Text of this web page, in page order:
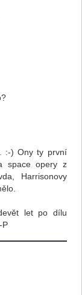
:-) Ony ty první
space opery z
Harrisonovy
let po dílu
P